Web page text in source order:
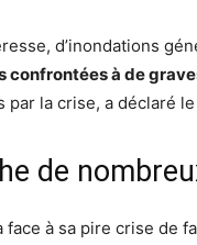
d’inondations
confrontées à de
par la crise, a déclaré le
de
face à sa pire crise de